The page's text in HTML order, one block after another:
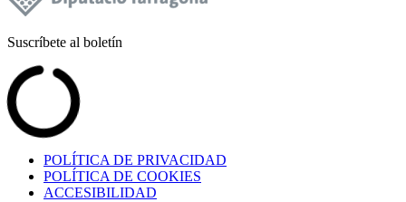
Suscríbete al boletín
POLÍTICA DE PRIVACIDAD
POLÍTICA DE COOKIES
ACCESIBILIDAD